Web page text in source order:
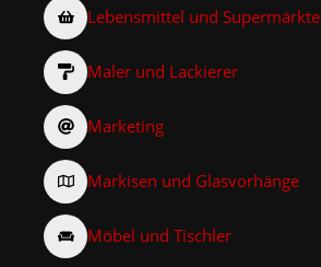
Lebensmittel und Supermärkte
Maler und Lackierer
Marketing
Markisen und Glasvorhänge
Möbel und Tischler